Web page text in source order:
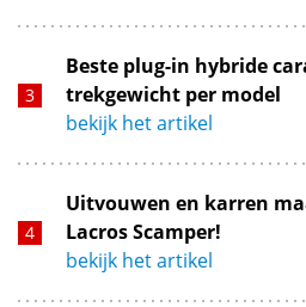
Beste plug-in hybride
trekgewicht per model
bekijk het artikel
Uitvouwen en karren
Lacros Scamper!
bekijk het artikel